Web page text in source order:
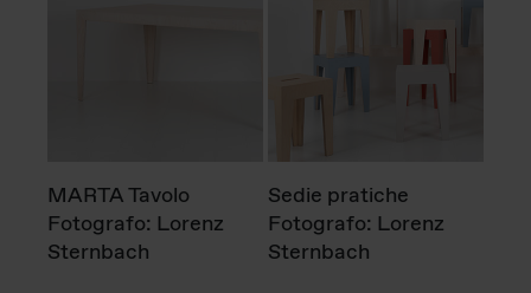
MARTA Tavolo
Fotografo: Lorenz
Sternbach
Sedie pratiche
Fotografo: Lorenz
Sternbach